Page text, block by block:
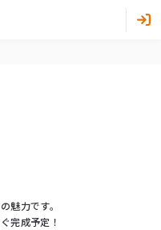
魅力です。
完成予定！